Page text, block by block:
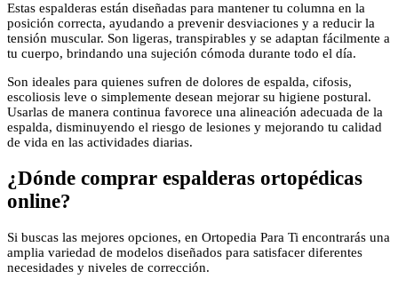
Estas espalderas están diseñadas para mantener tu columna en la
posición correcta, ayudando a prevenir desviaciones y a reducir la
tensión muscular. Son ligeras, transpirables y se adaptan fácilmente a
tu cuerpo, brindando una sujeción cómoda durante todo el día.
Son ideales para quienes sufren de dolores de espalda, cifosis,
escoliosis leve o simplemente desean mejorar su higiene postural.
Usarlas de manera continua favorece una alineación adecuada de la
espalda, disminuyendo el riesgo de lesiones y mejorando tu calidad
de vida en las actividades diarias.
¿Dónde comprar espalderas ortopédicas
online?
Si buscas las mejores opciones, en Ortopedia Para Ti encontrarás una
amplia variedad de modelos diseñados para satisfacer diferentes
necesidades y niveles de corrección.